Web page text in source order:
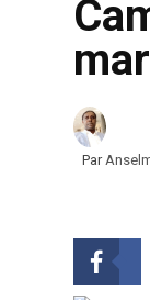
Par